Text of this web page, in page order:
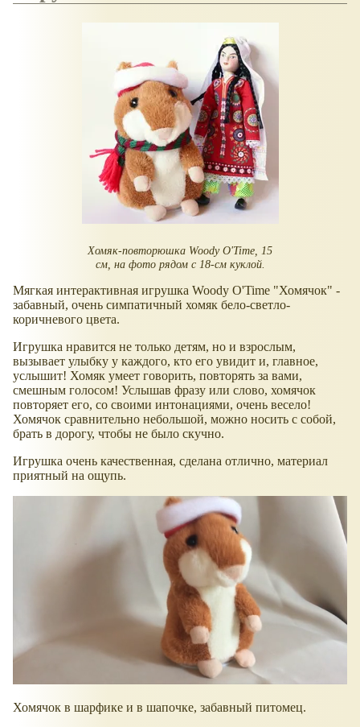
Хомяк-повторюшка Woody O'Time, 15
см, на фото рядом с 18-см куклой.
Мягкая интерактивная игрушка Woody O'Time "Хомячок" -
забавный, очень симпатичный хомяк бело-светло-
коричневого цвета.
Игрушка нравится не только детям, но и взрослым,
вызывает улыбку у каждого, кто его увидит и, главное,
услышит! Хомяк умеет говорить, повторять за вами,
смешным голосом! Услышав фразу или слово, хомячок
повторяет его, со своими интонациями, очень весело!
Хомячок сравнительно небольшой, можно носить с собой,
брать в дорогу, чтобы не было скучно.
Игрушка очень качественная, сделана отлично, материал
приятный на ощупь.
Хомячок в шарфике и в шапочке, забавный питомец.